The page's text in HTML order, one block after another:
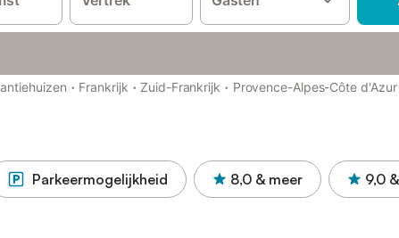
· Frankrijk · Zuid-Frankrijk · Provence-Alpes-Côte d'Azur
Parkeermogelijkheid 8,0 & meer 9,0